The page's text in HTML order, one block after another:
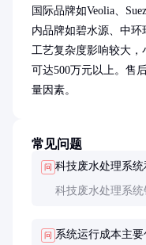
国际品牌如Veolia、
内品牌如碧水源、中环
工艺复杂度影响较大，
可达500万元以上。售
量因素。
常见问题
问 科技废水处理系
科技废水处理系
问 系统运行成本主要